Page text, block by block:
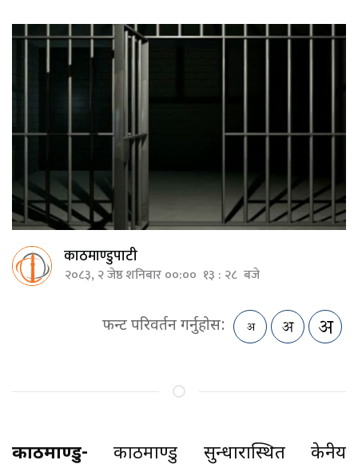
काठमाण्डुपाटी
२०८३, २ जेष्ठ शनिबार ००:०० १३ : २८ बजे
फन्ट परिवर्तन गर्नुहोस:
काठमाण्डु- काठमाण्डु सुन्धारास्थित केन्द्रीय